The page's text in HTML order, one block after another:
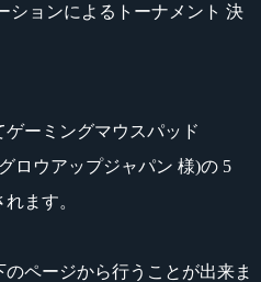
ションによるトーナメント 決
ーミングマウスパッド
ロウアップジャパン 様)の 5
ます。
ページから行うことが出来ま